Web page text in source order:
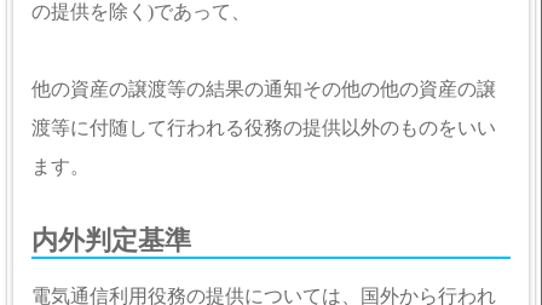
の提供を除く)であって、
他の資産の譲渡等の結果の通知その他の他の資産の譲
渡等に付随して行われる役務の提供以外のものをいい
ます。
内外判定基準
電気通信利用役務の提供については、国外から行われ